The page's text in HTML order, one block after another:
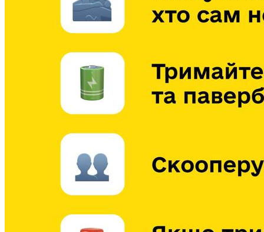
Навчальні програми
Дошкільна освіта
Загальна освіта
Для абітурієнтів
Уроки
Українська жестова мова
Географія
Правознавство
Я досліджую світ
Реєстр перекладачів жестової мови Українського
товариства глухих
Підготовка перекладачів
"Сервіс УТОГ"
Атестація
Безбар'єрність для глухих
Вінницька область
Волинська область
Дніпропетровська область